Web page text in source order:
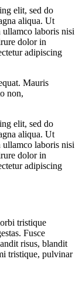
elit, sed do
aliqua. Ut
laboris nisi
dolor in
adipiscing
Mauris
non,
elit, sed do
aliqua. Ut
laboris nisi
dolor in
adipiscing
tristique
Fusce
risus, blandit
tristique, pulvinar